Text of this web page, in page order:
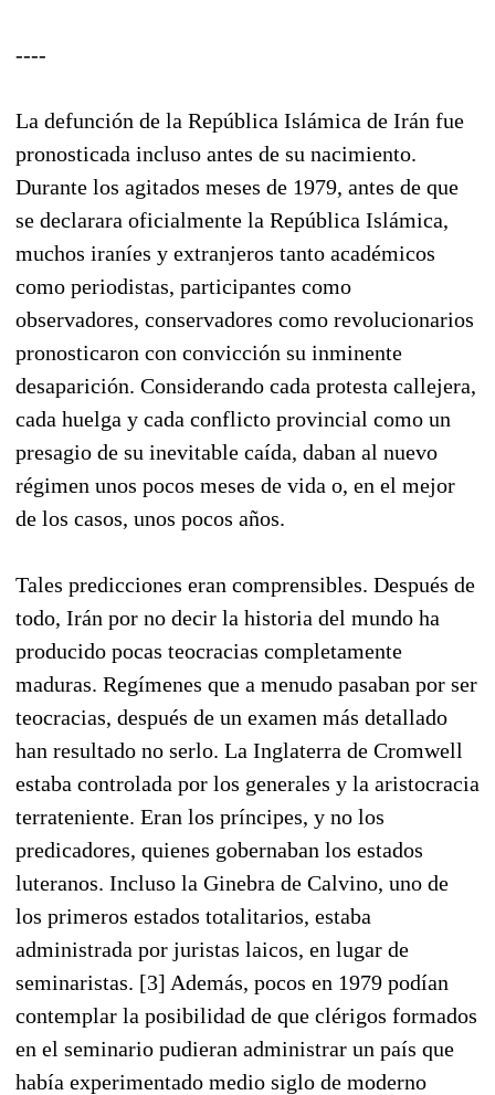
----
La defunción de la República Islámica de Irán fue
pronosticada incluso antes de su nacimiento.
Durante los agitados meses de 1979, antes de que
se declarara oficialmente la República Islámica,
muchos iraníes y extranjeros tanto académicos
como periodistas, participantes como
observadores, conservadores como revolucionarios
pronosticaron con convicción su inminente
desaparición. Considerando cada protesta callejera,
cada huelga y cada conflicto provincial como un
presagio de su inevitable caída, daban al nuevo
régimen unos pocos meses de vida o, en el mejor
de los casos, unos pocos años.
Tales predicciones eran comprensibles. Después de
todo, Irán por no decir la historia del mundo ha
producido pocas teocracias completamente
maduras. Regímenes que a menudo pasaban por ser
teocracias, después de un examen más detallado
han resultado no serlo. La Inglaterra de Cromwell
estaba controlada por los generales y la aristocracia
terrateniente. Eran los príncipes, y no los
predicadores, quienes gobernaban los estados
luteranos. Incluso la Ginebra de Calvino, uno de
los primeros estados totalitarios, estaba
administrada por juristas laicos, en lugar de
seminaristas. [3] Además, pocos en 1979 podían
contemplar la posibilidad de que clérigos formados
en el seminario pudieran administrar un país que
había experimentado medio siglo de moderno